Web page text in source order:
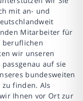
mit an- und
Mitarbeiter für
beruflichen
wir unseren
auf sie
bundesweiten
finden. Als
Ihnen vor Ort zur